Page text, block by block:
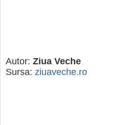
Autor: Ziua Veche
Sursa: ziuaveche.ro